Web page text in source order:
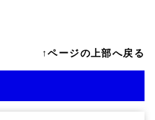
↑ページの上部へ戻る